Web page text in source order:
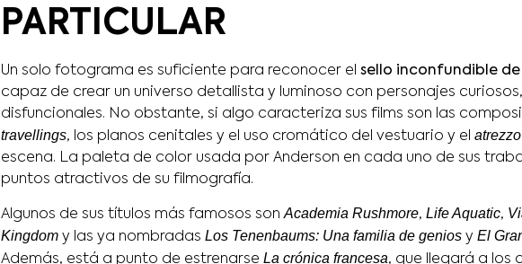
PARTICULAR
Un solo fotograma es suficiente para reconocer el sello inconfundible de
capaz de crear un universo detallista y luminoso con personajes
disfuncionales. No obstante, si algo caracteriza sus films son las
travellings, los planos cenitales y el uso cromático del vestuario y el atrezzo
escena. La paleta de color usada por Anderson en cada uno de sus
puntos atractivos de su filmografía.
Algunos de sus títulos más famosos sonAcademia Rushmore, Life Aquatic,
Kingdom y las ya nombradas Los Tenenbaums: Una familia de genios y El
Además, está a punto de estrenarse La crónica francesa, que llegará a los